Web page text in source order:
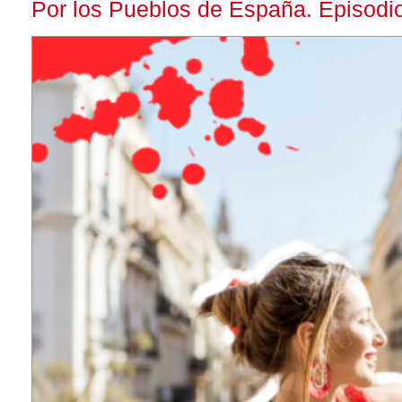
Por los Pueblos de España.